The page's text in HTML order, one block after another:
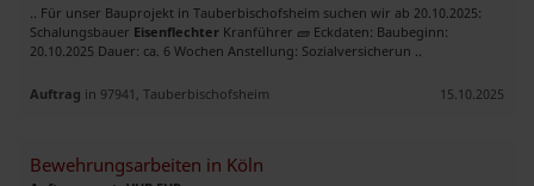
.. Für unser Bauprojekt in Tauberbischofsheim suchen wir ab 20.10.2025:
Schalungsbauer Eisenflechter Kranführer 🧱 Eckdaten: Baubeginn:
20.10.2025 Dauer: ca. 6 Wochen Anstellung: Sozialversicherun ..
Auftrag in 97941, Tauberbischofsheim 15.10.2025
Bewehrungsarbeiten in Köln